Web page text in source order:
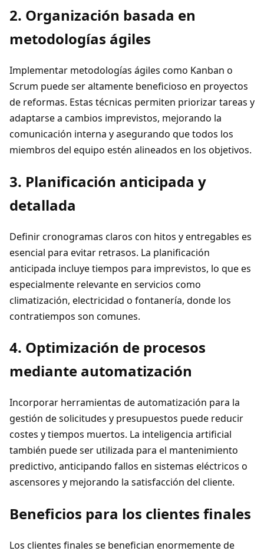
2. Organización basada en
metodologías ágiles
Implementar metodologías ágiles como Kanban o
Scrum puede ser altamente beneficioso en proyectos
de reformas. Estas técnicas permiten priorizar tareas y
adaptarse a cambios imprevistos, mejorando la
comunicación interna y asegurando que todos los
miembros del equipo estén alineados en los objetivos.
3. Planificación anticipada y
detallada
Definir cronogramas claros con hitos y entregables es
esencial para evitar retrasos. La planificación
anticipada incluye tiempos para imprevistos, lo que es
especialmente relevante en servicios como
climatización, electricidad o fontanería, donde los
contratiempos son comunes.
4. Optimización de procesos
mediante automatización
Incorporar herramientas de automatización para la
gestión de solicitudes y presupuestos puede reducir
costes y tiempos muertos. La inteligencia artificial
también puede ser utilizada para el mantenimiento
predictivo, anticipando fallos en sistemas eléctricos o
ascensores y mejorando la satisfacción del cliente.
Beneficios para los clientes finales
Los clientes finales se benefician enormemente de